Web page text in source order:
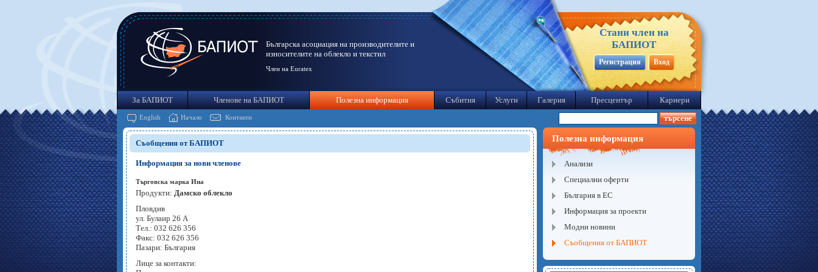
Българска асоциация на производителите и
износителите на облекло и текстил
Член на Euratex
Стани член на
БАПИОТ
Регистрация Вход
За БАПИОТ Членове на БАПИОТ Полезна информация Събития Услуги Галерия Пресцентър Кариери
English Начало Контакти
Съобщения от БАПИОТ
Информация за нови членове
Търговска марка Ина
Продукти: Дамско облекло
Пловдив
ул. Булаир 26 А
Тел.: 032 626 356
Факс: 032 626 356
Пазари: България
Лице за контакти:
Полезна информация
Анализи
Специални оферти
България в ЕС
Информация за проекти
Модни новини
Съобщения от БАПИОТ